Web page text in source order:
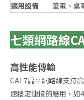
適用設備
筆電、桌
七類網路線
高性能傳輸
CAT7扁平網路線支持
速穩定連接的應用，如